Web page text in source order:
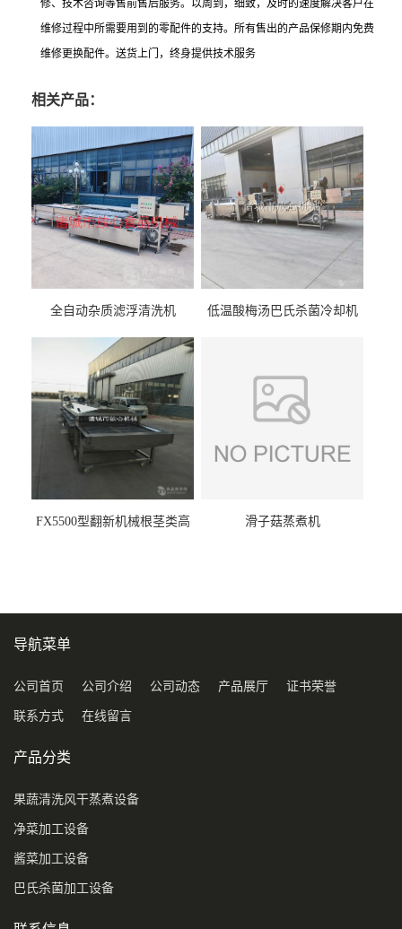
修、技术咨询等售前售后服务。以周到，细致，及时的速度解决客户在
维修过程中所需要用到的零配件的支持。所有售出的产品保修期内免费
维修更换配件。送货上门，终身提供技术服务
相关产品：
全自动杂质滤浮清洗机 低温酸梅汤巴氏杀菌冷却机
FX5500型翻新机械根茎类高
滑子菇蒸煮机
导航菜单
公司首页 公司介绍 公司动态 产品展厅 证书荣誉
联系方式 在线留言
产品分类
果蔬清洗风干蒸煮设备
净菜加工设备
酱菜加工设备
巴氏杀菌加工设备